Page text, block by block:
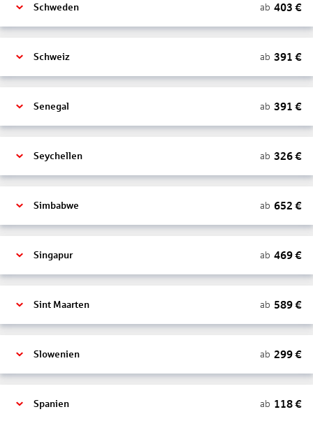
Schweden ab 403 €
Schweiz ab 391 €
Senegal ab 391 €
Seychellen ab 326€
Simbabwe ab 652 €
Singapur ab 469€
Sint Maarten ab 589€
Slowenien ab 299€
Spanien ab 118€